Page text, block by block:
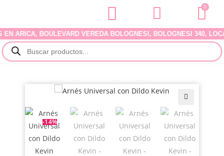
0
ARICA, BOULEVARD VEREDA BOLOGNESI, BOLOGNESI 340,
-14%
🔍